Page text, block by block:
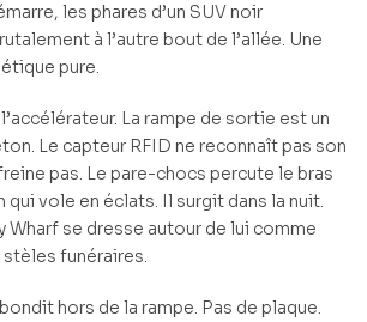
les phares d’un SUV noir
à l’autre bout de l’allée. Une
pure.
La rampe de sortie est un
Le capteur RFID ne reconnaît pas son
pas. Le pare-chocs percute le bras
qui vole en éclats. Il surgit dans la nuit.
Wharf se dresse autour de lui comme
funéraires.
hors de la rampe. Pas de plaque.